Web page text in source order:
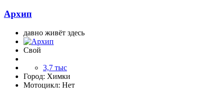
Архип
давно живёт здесь
Свой
3,7 тыс
Город: Химки
Мотоцикл: Нет